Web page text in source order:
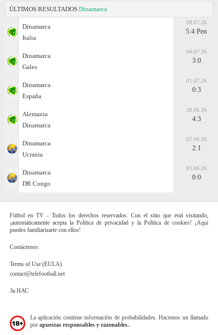
ÚLTIMOS RESULTADOS Dinamarca
Dinamarca
Italia
08.07.26
5:4 Pen
Dinamarca
Gales
04.07.26
3:0
Dinamarca
España
01.07.26
0:3
Alemania
Dinamarca
28.06.26
4:3
Dinamarca
Ucrania
07.06.26
2:1
Dinamarca
DR Congo
03.06.26
0:0
Fútbol en TV - Todos los derechos reservados. Con el sitio que está visitando,
¡automáticamente acepta la Política de privacidad y la Política de cookies! ¡Aquí
puedes familiarizarte con ellos!
Contáctenos:
Terms of Use (EULA)
contact@telefootball.net
За НАС
La aplicación contiene información de probabilidades. Hacemos un llamado
por apuestas responsables y razonables.